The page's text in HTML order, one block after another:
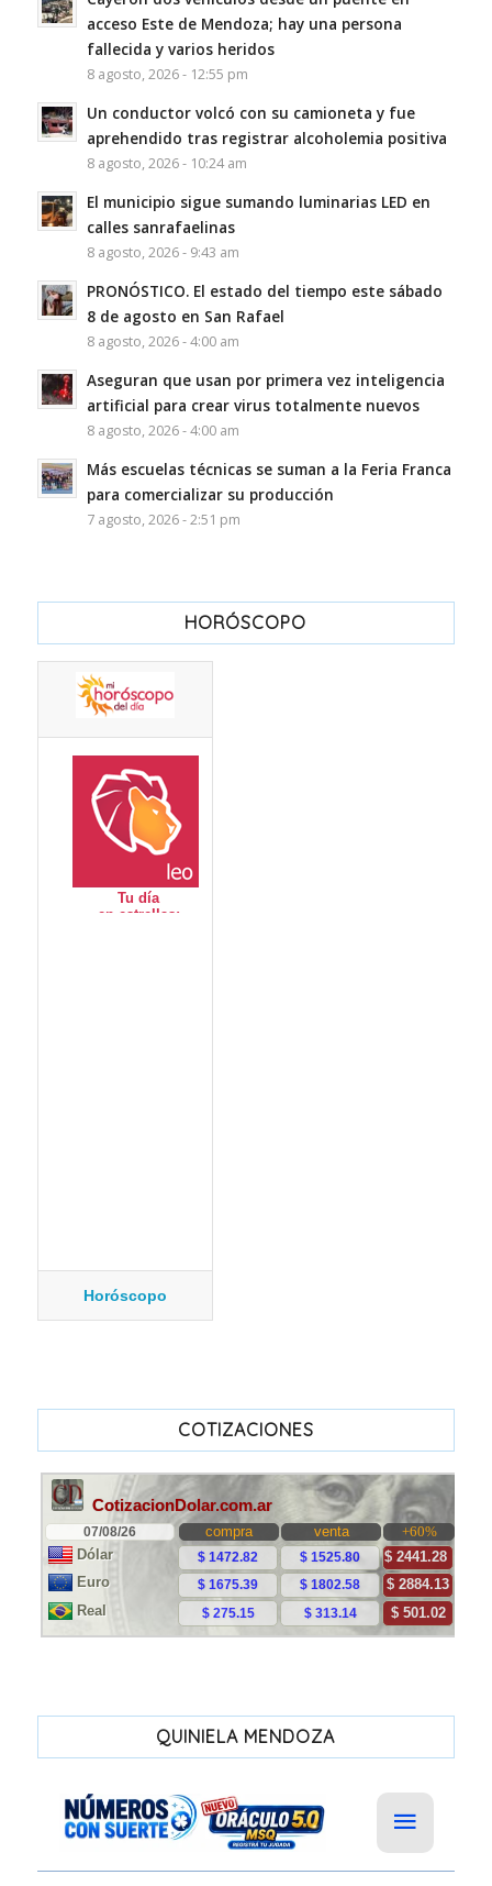
acceso Este de Mendoza; hay una persona
fallecida y varios heridos
8 agosto, 2026 - 12:55 pm
Un conductor volcó con su camioneta y fue
aprehendido tras registrar alcoholemia positiva
8 agosto, 2026 - 10:24 am
El municipio sigue sumando luminarias LED en
calles sanrafaelinas
8 agosto, 2026 - 9:43 am
PRONÓSTICO. El estado del tiempo este sábado
8 de agosto en San Rafael
8 agosto, 2026 - 4:00 am
Aseguran que usan por primera vez inteligencia
artificial para crear virus totalmente nuevos
8 agosto, 2026 - 4:00 am
Más escuelas técnicas se suman a la Feria Franca
para comercializar su producción
7 agosto, 2026 - 2:51 pm
HORÓSCOPO
Horóscopo
COTIZACIONES
QUINIELA MENDOZA